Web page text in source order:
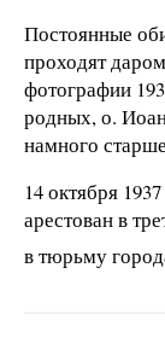
Постоянные
проходят
фотографии
родных, о.
намного
14 октября
арестован в
в тюрьму